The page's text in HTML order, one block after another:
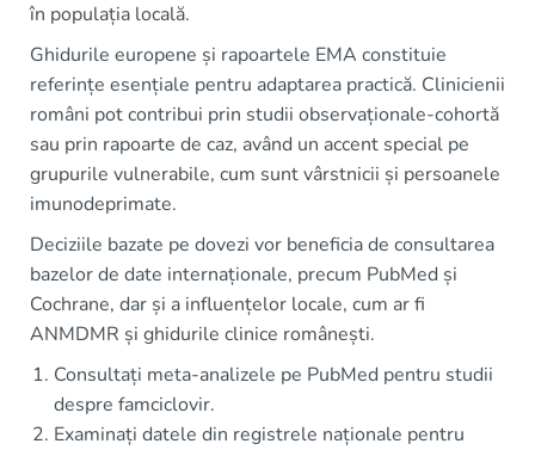
în populația locală.
Ghidurile europene și rapoartele EMA constituie
referințe esențiale pentru adaptarea practică. Clinicienii
români pot contribui prin studii observaționale-cohortă
sau prin rapoarte de caz, având un accent special pe
grupurile vulnerabile, cum sunt vârstnicii și persoanele
imunodeprimate.
Deciziile bazate pe dovezi vor beneficia de consultarea
bazelor de date internaționale, precum PubMed și
Cochrane, dar și a influențelor locale, cum ar fi
ANMDMR și ghidurile clinice românești.
Consultați meta-analizele pe PubMed pentru studii
despre famciclovir.
Examinați datele din registrele naționale pentru